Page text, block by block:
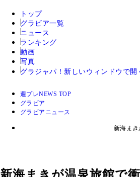
トップ
グラビア一覧
ニュース
ランキング
動画
写真
グラジャパ！ 新しいウィンドウで開
週プレNEWS TOP
グラビア
グラビアニュース
新海ま
新海まきが温泉旅館で